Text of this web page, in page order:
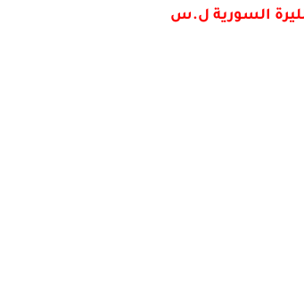
السورية ل.س